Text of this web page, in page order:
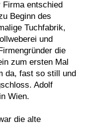
Firma entschied
Beginn des
Tuchfabrik,
und
die
zum ersten Mal
da, fast so still und
Adolf
Wien.
die alte